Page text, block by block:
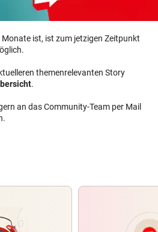
ist, ist zum jetzigen Zeitpunkt
themenrelevanten Story
.
an das Community-Team per Mail